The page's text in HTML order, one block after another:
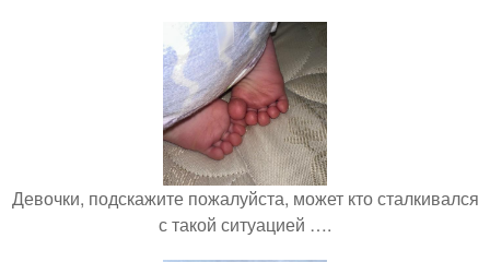
Девочки, подскажите пожалуйста, может кто сталкивался
с такой ситуацией ….